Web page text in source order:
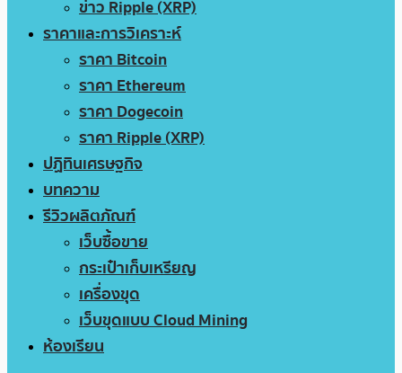
ข่าว Ripple (XRP)
ราคาและการวิเคราะห์
ราคา Bitcoin
ราคา Ethereum
ราคา Dogecoin
ราคา Ripple (XRP)
ปฏิทินเศรษฐกิจ
บทความ
รีวิวผลิตภัณฑ์
เว็บซื้อขาย
กระเป๋าเก็บเหรียญ
เครื่องขุด
เว็บขุดแบบ Cloud Mining
ห้องเรียน